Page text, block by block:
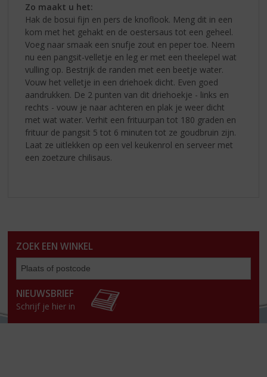
Zo maakt u het:
Hak de bosui fijn en pers de knoflook. Meng dit in een
kom met het gehakt en de oestersaus tot een geheel.
Voeg naar smaak een snufje zout en peper toe. Neem
nu een pangsit-velletje en leg er met een theelepel wat
vulling op. Bestrijk de randen met een beetje water.
Vouw het velletje in een driehoek dicht. Even goed
aandrukken. De 2 punten van dit driehoekje - links en
rechts - vouw je naar achteren en plak je weer dicht
met wat water. Verhit een frituurpan tot 180 graden en
frituur de pangsit 5 tot 6 minuten tot ze goudbruin zijn.
Laat ze uitlekken op een vel keukenrol en serveer met
een zoetzure chilisaus.
ZOEK EEN WINKEL
NIEUWSBRIEF
Schrijf je hier in